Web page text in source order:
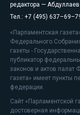
редактора —
Тел.: +7 (495)
«Парламентская
Федерального
газеты -
публикатор
законов и актов палат
газета» имеет пункты
федерации.
Сайт «Парламентской
достоверная